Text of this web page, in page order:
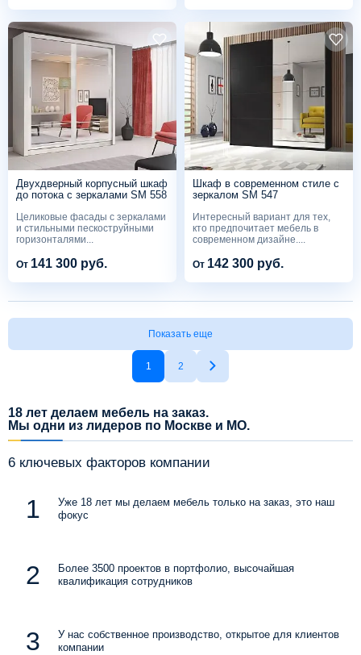
Двухдверный корпусный шкаф
до потока с зеркалами SM 558
Целиковые фасады с зеркалами
и стильными пескоструйными
горизонталями...
От 141 300 руб.
Шкаф в современном стиле с
зеркалом SM 547
Интересный вариант для тех,
кто предпочитает мебель в
современном дизайне....
От 142 300 руб.
Показать еще
1 2
18 лет делаем мебель на заказ.
Мы одни из лидеров по Москве и МО.
6 ключевых факторов компании
Уже 18 лет мы делаем мебель только на заказ, это наш
фокус
Более 3500 проектов в портфолио, высочайшая
квалификация сотрудников
У нас собственное производство, открытое для клиентов
компании